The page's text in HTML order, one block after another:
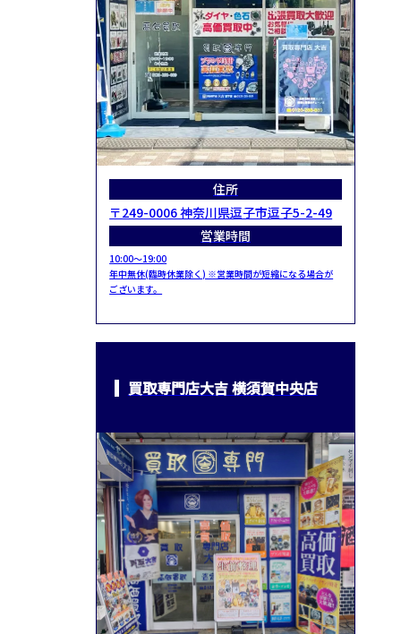
住所
〒249-0006 神奈川県逗子市逗子5-2-49
営業時間
10:00～19:00
年中無休(臨時休業除く) ※営業時間が短縮になる場合が
ございます。
買取専門店大吉 横須賀中央店